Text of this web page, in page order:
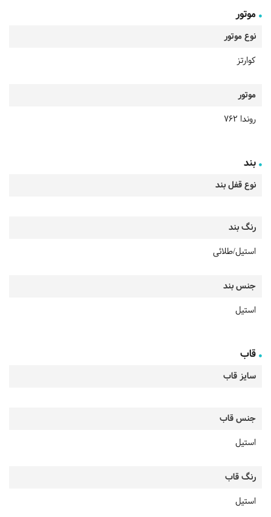
موتور
نوع موتور
کوارتز
موتور
روندا 762
بند
نوع قفل بند
رنگ بند
استیل/طلائی
جنس بند
استیل
قاب
سایز قاب
جنس قاب
استیل
رنگ قاب
استیل